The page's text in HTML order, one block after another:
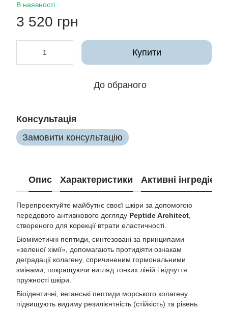
В наявності
3 520 грн
Купити
До обраного
Консультація
Замовити консультацію
Опис Характеристики Активні
Перепроектуйте майбутнє своєї шкіри за допомогою
передового антивікового догляду Peptide Architect
створеного для корекції втрати еластичності.
Біоміметичні пептиди, синтезовані за принципами
«зеленої хімії», допомагають протидіяти ознакам
деградації колагену, спричиненим гормональними
змінами, покращуючи вигляд тонких ліній і відчуття
пружності шкіри.
Біоідентичні, веганські пептиди морського колагену
підвищують видиму резилієнтність (стійкість) та рівень